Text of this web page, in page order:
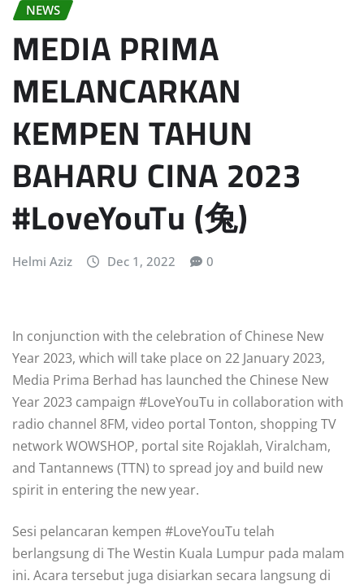
NEWS
MEDIA PRIMA
MELANCARKAN
KEMPEN TAHUN
BAHARU CINA 2023
#LoveYouTu (兔)
Helmi Aziz Dec 1, 2022 0
In conjunction with the celebration of Chinese New
Year 2023, which will take place on 22 January 2023,
Media Prima Berhad has launched the Chinese New
Year 2023 campaign #LoveYouTu in collaboration with
radio channel 8FM, video portal Tonton, shopping TV
network WOWSHOP, portal site Rojaklah, Viralcham,
and Tantannews (TTN) to spread joy and build new
spirit in entering the new year.
Sesi pelancaran kempen #LoveYouTu telah
berlangsung di The Westin Kuala Lumpur pada malam
ini. Acara tersebut juga disiarkan secara langsung di